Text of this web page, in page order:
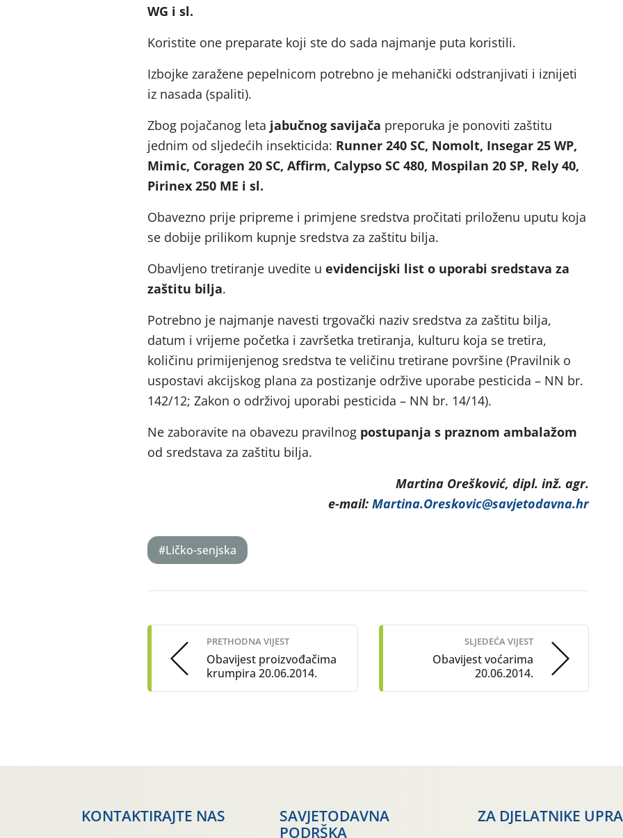
WG i sl.
Koristite one preparate koji ste do sada najmanje puta koristili.
Izbojke zaražene pepelnicom potrebno je mehanički odstranjivati i iznijeti
iz nasada (spaliti).
Zbog pojačanog leta jabučnog savijača preporuka je ponoviti zaštitu
jednim od sljedećih insekticida: Runner 240 SC, Nomolt, Insegar 25 WP,
Mimic, Coragen 20 SC, Affirm, Calypso SC 480, Mospilan 20 SP, Rely 40,
Pirinex 250 ME i sl.
Obavezno prije pripreme i primjene sredstva pročitati priloženu uputu koja
se dobije prilikom kupnje sredstva za zaštitu bilja.
Obavljeno tretiranje uvedite u evidencijski list o uporabi sredstava za
zaštitu bilja.
Potrebno je najmanje navesti trgovački naziv sredstva za zaštitu bilja,
datum i vrijeme početka i završetka tretiranja, kulturu koja se tretira,
količinu primijenjenog sredstva te veličinu tretirane površine (Pravilnik o
uspostavi akcijskog plana za postizanje održive uporabe pesticida – NN br.
142/12; Zakon o održivoj uporabi pesticida – NN br. 14/14).
Ne zaboravite na obavezu pravilnog postupanja s praznom ambalažom
od sredstava za zaštitu bilja.
Martina Orešković, dipl. inž. agr.
e-mail: Martina.Oreskovic@savjetodavna.hr
#Ličko-senjska
navigation
PRETHODNA VIJEST
Obavijest proizvođačima
krumpira 20.06.2014.
SLJEDEĆA VIJEST
Obavijest voćarima
20.06.2014.
KONTAKTIRAJTE NAS
SAVJETODAVNA
PODRŠKA
ZA DJELATNIKE